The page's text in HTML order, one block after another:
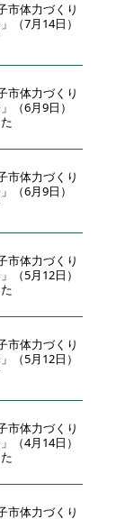
市体力づくり
（7月14日）
市体力づくり
（6月9日）
市体力づくり
（6月9日）
市体力づくり
（5月12日）
市体力づくり
（5月12日）
市体力づくり
（4月14日）
市体力づくり